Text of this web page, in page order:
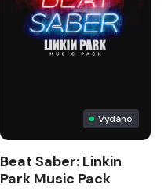
Vydáno
Beat Saber: Linkin
Park Music Pack